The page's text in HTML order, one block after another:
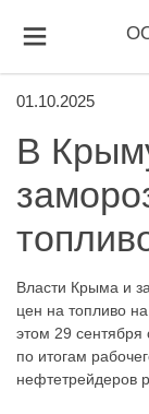
01.10.2025
В
Власти Крыма и
цен на топливо
этом 29 сентября
по итогам
нефтетрейдеров